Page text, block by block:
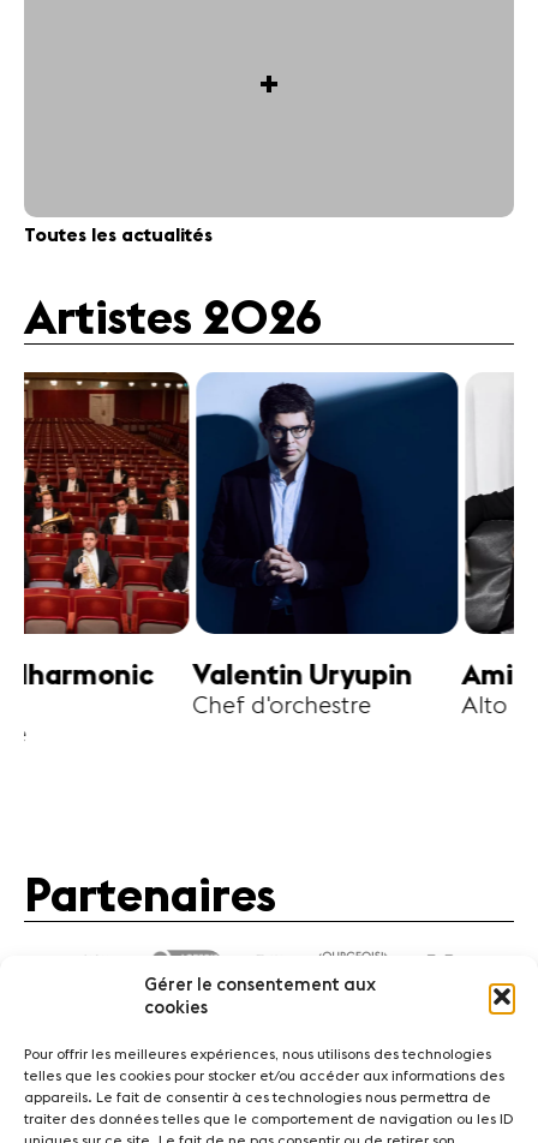
Gérer le consentement aux
cookies
Pour offrir les meilleures expériences, nous utilisons des technologies
telles que les cookies pour stocker et/ou accéder aux informations des
appareils. Le fait de consentir à ces technologies nous permettra de
traiter des données telles que le comportement de navigation ou les ID
+
Toutes les actualités
Artistes 2026
Valentin Uryupin
Chef d'orchestre
Amihai
Partenaires
ActualitésConcerts Bénévoles Médiation